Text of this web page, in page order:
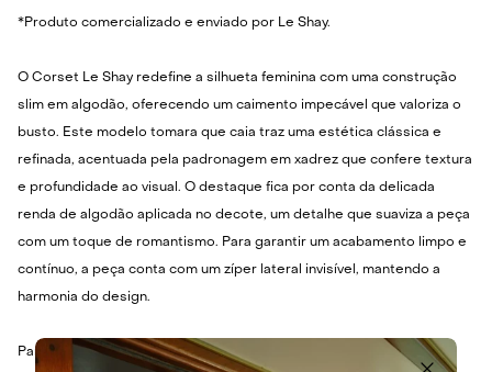
*Produto comercializado e enviado por Le Shay.
O Corset Le Shay redefine a silhueta feminina com uma construção
slim em algodão, oferecendo um caimento impecável que valoriza o
busto. Este modelo tomara que caia traz uma estética clássica e
refinada, acentuada pela padronagem em xadrez que confere textura
e profundidade ao visual. O destaque fica por conta da delicada
renda de algodão aplicada no decote, um detalhe que suaviza a peça
com um toque de romantismo. Para garantir um acabamento limpo e
contínuo, a peça conta com um zíper lateral invisível, mantendo a
harmonia do design.
Para um visual equilibrado, combine este corset com uma calça de